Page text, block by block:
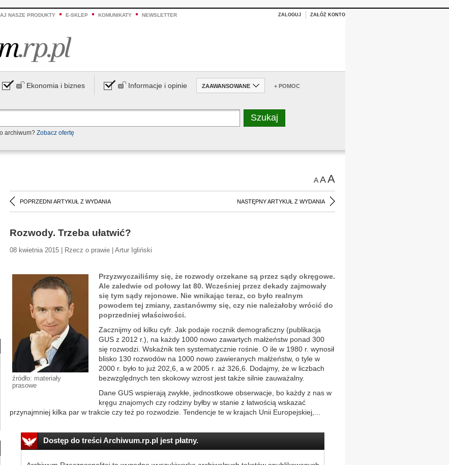
NASZE PRODUKTY E-SKLEP KOMUNIKATY NEWSLETTER ZALOGUJ ZAŁÓŻ KONTO
Ekonomia i biznes Informacje i opinie ZAAWANSOWANE + POMOC
archiwum? Zobacz ofertę
AAA
POPRZEDNI ARTYKUŁ Z WYDANIA NASTĘPNY ARTYKUŁ Z WYDANIA
Rozwody. Trzeba ułatwić?
08 kwietnia 2015 | Rzecz o prawie | Artur Igliński
źródło: materiały
prasowe
Przyzwyczailiśmy się, że rozwody orzekane są przez sądy okręgowe.
Ale zaledwie od połowy lat 80. Wcześniej przez dekady zajmowały
się tym sądy rejonowe. Nie wnikając teraz, co było realnym
powodem tej zmiany, zastanówmy się, czy nie należałoby wrócić do
poprzedniej właściwości.
Zacznijmy od kilku cyfr. Jak podaje rocznik demograficzny (publikacja
GUS z 2012 r.), na każdy 1000 nowo zawartych małżeństw ponad 300
się rozwodzi. Wskaźnik ten systematycznie rośnie. O ile w 1980 r. wynosił
blisko 130 rozwodów na 1000 nowo zawieranych małżeństw, o tyle w
2000 r. było to już 202,6, a w 2005 r. aż 326,6. Dodajmy, że w liczbach
bezwzględnych ten skokowy wzrost jest także silnie zauważalny.
Dane GUS wspierają zwykłe, jednostkowe obserwacje, bo każdy z nas w
kręgu znajomych czy rodziny byłby w stanie z łatwością wskazać
przynajmniej kilka par w trakcie czy też po rozwodzie. Tendencje te w krajach Unii Europejskiej,...
Dostęp do treści Archiwum.rp.pl jest płatny.